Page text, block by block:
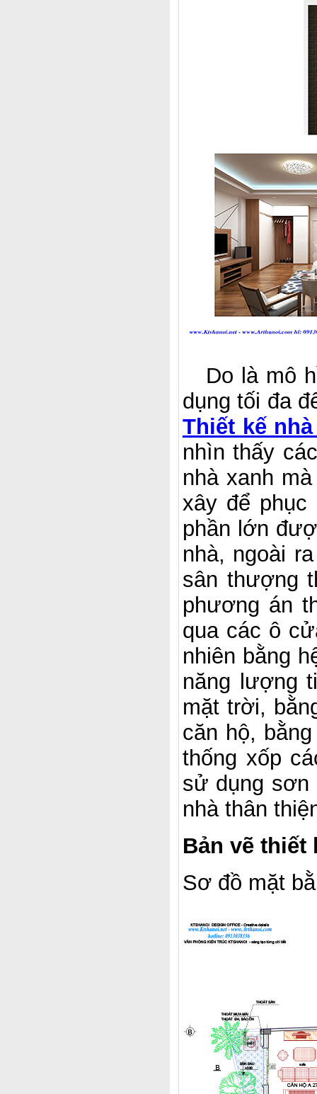
Do là mô
dụng tối đa
Thiết kế
nhìn thấy
nhà xanh
xây để phục
phần lớn
nhà, ngoài
sân thượng
phương án
qua các ô
nhiên bằng
năng lượng
mặt trời,
căn hộ,
thống xốp
sử dụng sơn
nhà thân
Bản vẽ thiết
Sơ đồ mặt